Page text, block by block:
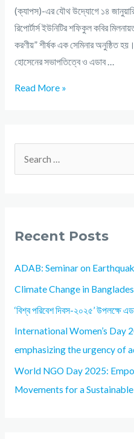
(ক্যাপস)-এর যৌথ উদ্যোগে ১৪
রিপোর্টার্স ইউনিটির শফিকুল কবির
করণীয়” শীর্ষক এক সেমিনার অনুষ্ঠিত
হোসেনের সভাপতিত্বে ও এডাব …
Read More »
Recent Posts
ADAB: Seminar on
Climate Change in
‘বিশ্ব পরিবেশ দিবস-২০২৫’ উপলক্ষে
International Women’s Day
emphasizing the urgency of
World NGO Day 2025:
Movements for a